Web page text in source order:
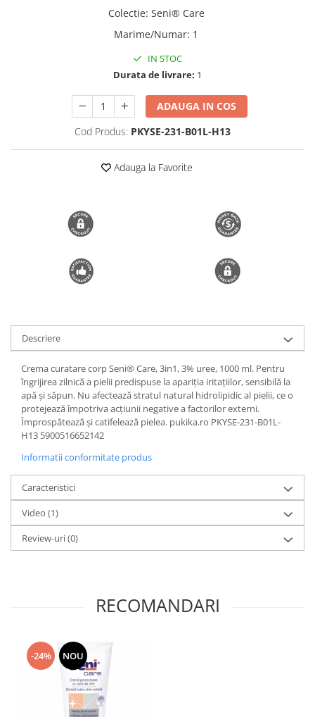
Trimmere si FierastraeColectie: Seni® Care
Marime/Numar: 1
IN STOC
Durata de livrare: 1
ADAUGA IN COS
Cod Produs: PKYSE-231-B01L-H13
Adauga la Favorite
Descriere
Crema curatare corp Seni® Care, 3in1, 3% uree, 1000 ml. Pentru
îngrijirea zilnică a pielii predispuse la apariţia iritaţiilor, sensibilă la
apă şi săpun. Nu afectează stratul natural hidrolipidic al pielii, ce o
protejează împotriva acţiunii negative a factorilor externi.
Împrospătează şi catifelează pielea. pukika.ro PKYSE-231-B01L-
H13 5900516652142
Informatii conformitate produs
Caracteristici
Video (1)
Review-uri(0)
RECOMANDARI
-24% NOU